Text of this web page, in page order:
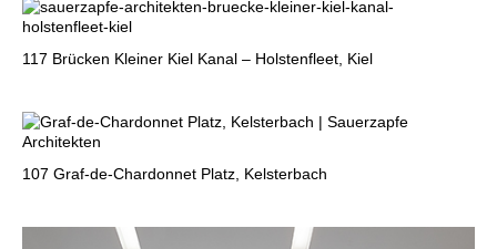
117 Brücken Kleiner Kiel Kanal – Holstenfleet, Kiel
107 Graf-de-Chardonnet Platz, Kelsterbach